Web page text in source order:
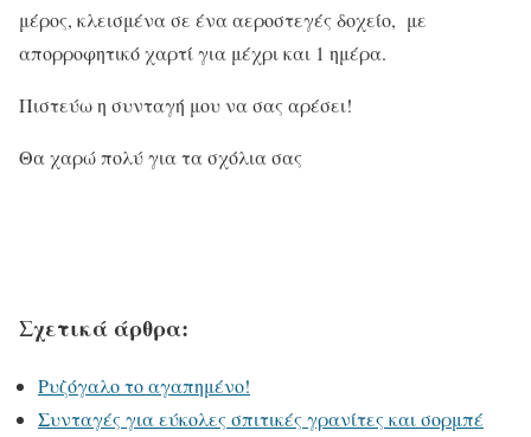
μέρος, κλεισμένα σε ένα αεροστεγές δοχείο, με
απορροφητικό χαρτί για μέχρι και 1 ημέρα.
Πιστεύω η συνταγή μου να σας αρέσει!
Θα χαρώ πολύ για τα σχόλια σας
Σχετικά άρθρα:
Ρυζόγαλο το αγαπημένο!
Συνταγές για εύκολες σπιτικές γρανίτες και σορμπέ